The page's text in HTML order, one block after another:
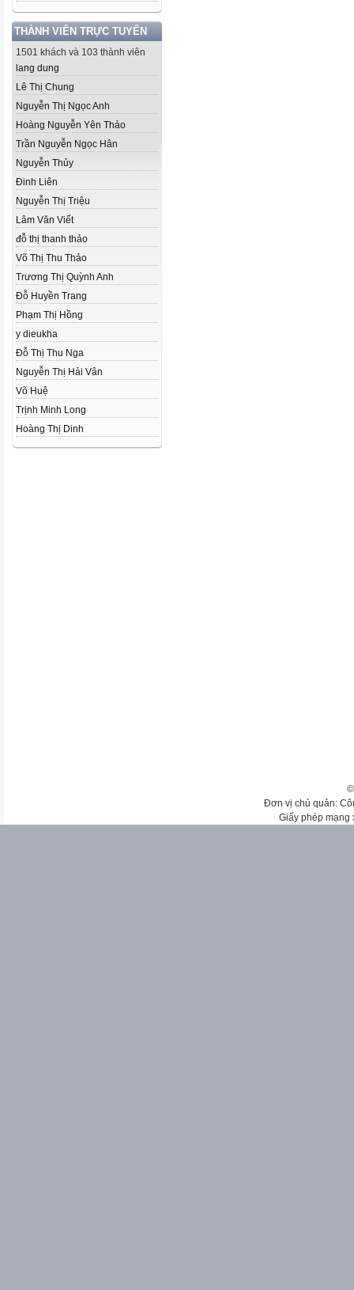
THÀNH VIÊN TRỰC TUYẾN
1501 khách và 103 thành viên
lang dung
Lê Thị Chung
Nguyễn Thị Ngọc Anh
Hoàng Nguyễn Yên Thảo
Trần Nguyễn Ngọc Hân
Nguyễn Thủy
Đinh Liên
Nguyễn Thị Triệu
Lâm Văn Viết
đỗ thị thanh thảo
Võ Thị Thu Thảo
Trương Thị Quỳnh Anh
Đỗ Huyền Trang
Phạm Thị Hồng
y dieukha
Đỗ Thị Thu Nga
Nguyễn Thị Hải Vân
Võ Huệ
Trịnh Minh Long
Hoàng Thị Dinh
Đơn vị chủ quản:
Giấy phép mạng